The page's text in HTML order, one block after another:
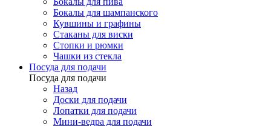
Бокалы для шампанского
Кувшины и графины
Стаканы для виски
Стопки и рюмки
Чашки из стекла
Посуда для подачи
Посуда для подачи
Назад
Доски для подачи
Лопатки для подачи
Мини-ведра для подачи